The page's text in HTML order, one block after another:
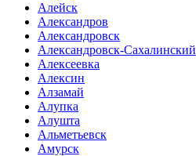
Алейск
Александров
Александровск
Александровск-Сахалинский
Алексеевка
Алексин
Алзамай
Алупка
Алушта
Альметьевск
Амурск